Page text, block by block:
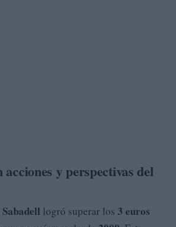
y perspectivas del
logró superar los 3 euros